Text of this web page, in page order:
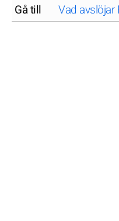
Gå till Vad avslöjar